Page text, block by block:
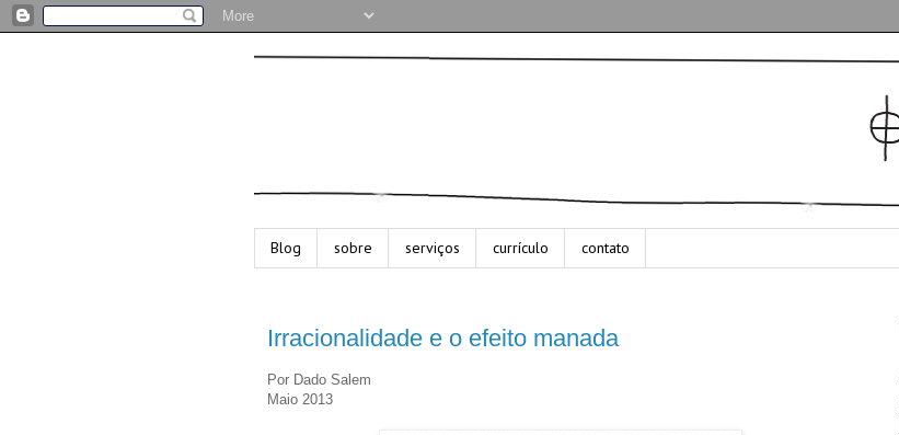
Blog sobre serviços currículo contato
Irracionalidade e o efeito manada
Por Dado Salem
Maio 2013